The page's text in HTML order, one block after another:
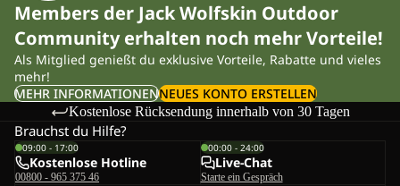
Members der Jack Wolfskin Outdoor
Community erhalten noch mehr Vorteile!
Als Mitglied genießt du exklusive Vorteile, Rabatte und vieles
mehr!
MEHR INFORMATIONENNEUES KONTO ERSTELLEN
Kostenlose Rücksendung innerhalb von 30 Tagen
Brauchst du Hilfe?
09:00 - 17:00
Kostenlose Hotline
00800 - 965 375 46
00:00 - 24:00
Live-Chat
Starte ein Gespräch